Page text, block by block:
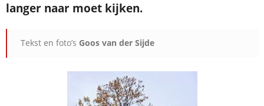
langer naar moet kijken.
Tekst en foto’s Goos van der Sijde